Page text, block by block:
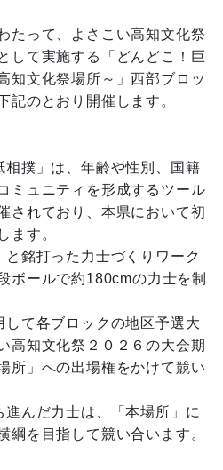
たって、よさこい高知文化祭
して実施する「どんどこ！巨
知文化祭場所～」西部ブロッ
記のとおり開催します。
相撲」は、年齢や性別、国籍
ミュニティを形成するツール
されており、本県において初
ます。
銘打った力士づくりワーク
ボールで約180cmの力士を制
て各ブロックの地区予選大
高知文化祭２０２６の大会期
所」への出場権をかけて競い
んだ力士は、「本場所」に
綱を目指して競い合います。